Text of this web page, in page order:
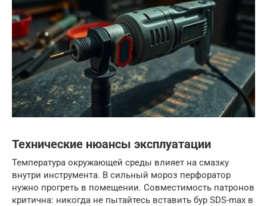
Технические нюансы эксплуатации
Температура окружающей среды влияет на смазку
внутри инструмента. В сильный мороз перфоратор
нужно прогреть в помещении. Совместимость патронов
критична: никогда не пытайтесь вставить бур SDS-max в